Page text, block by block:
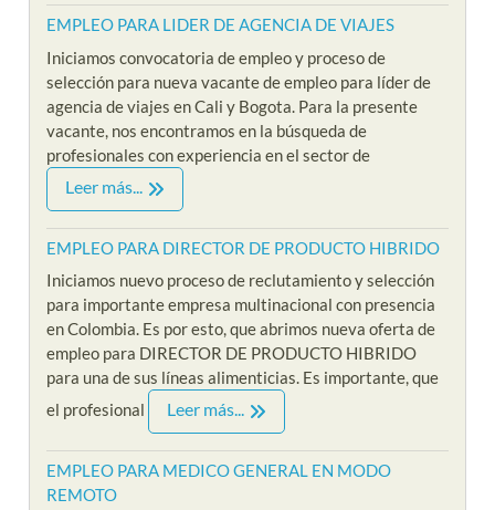
EMPLEO PARA LIDER DE AGENCIA DE VIAJES
Iniciamos convocatoria de empleo y proceso de
selección para nueva vacante de empleo para líder de
agencia de viajes en Cali y Bogota. Para la presente
vacante, nos encontramos en la búsqueda de
profesionales con experiencia en el sector de
Leer más...
EMPLEO PARA DIRECTOR DE PRODUCTO HIBRIDO
Iniciamos nuevo proceso de reclutamiento y selección
para importante empresa multinacional con presencia
en Colombia. Es por esto, que abrimos nueva oferta de
empleo para DIRECTOR DE PRODUCTO HIBRIDO
para una de sus líneas alimenticias. Es importante, que
el profesional
Leer más...
EMPLEO PARA MEDICO GENERAL EN MODO
REMOTO